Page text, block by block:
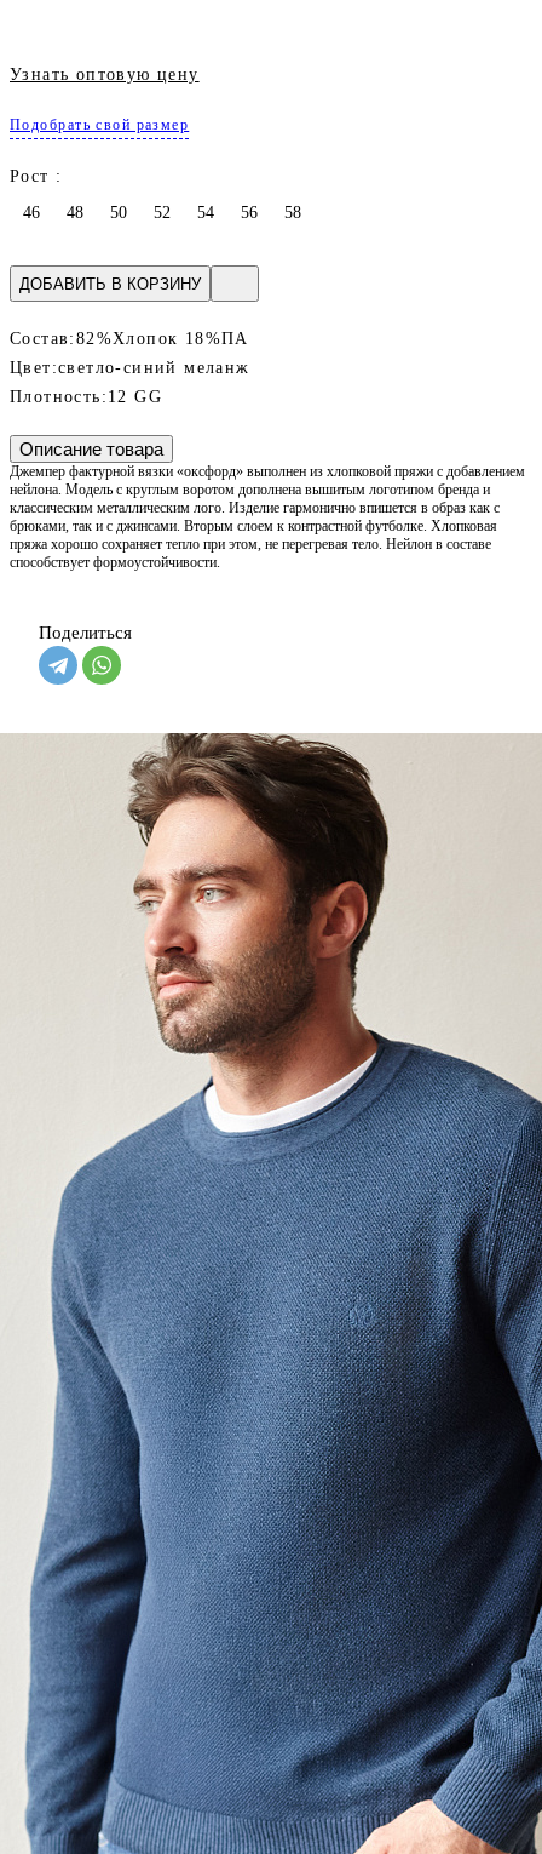
Узнать оптовую цену
Подобрать свой размер
Рост :
46
48 50 52 54 56 58
ДОБАВИТЬ В КОРЗИНУ
Состав: 82%Хлопок 18%ПА
Цвет:светло-синий меланж
Плотность: 12 GG
Описание товара
Джемпер фактурной вязки «оксфорд» выполнен из хлопковой пряжи с добавлением
нейлона. Модель с круглым воротом дополнена вышитым логотипом бренда и
классическим металлическим лого. Изделие гармонично впишется в образ как с
брюками, так и с джинсами. Вторым слоем к контрастной футболке. Хлопковая
пряжа хорошо сохраняет тепло при этом, не перегревая тело. Нейлон в составе
способствует формоустойчивости.
Поделиться